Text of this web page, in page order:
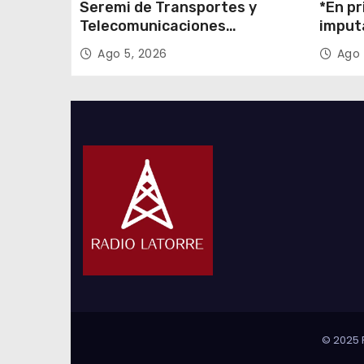
Seremi de Transportes y
Telecomunicaciones
encabezó primera mesa de
coordinación para el retiro de
Ago 5, 2026
*En
Ago
© 2025